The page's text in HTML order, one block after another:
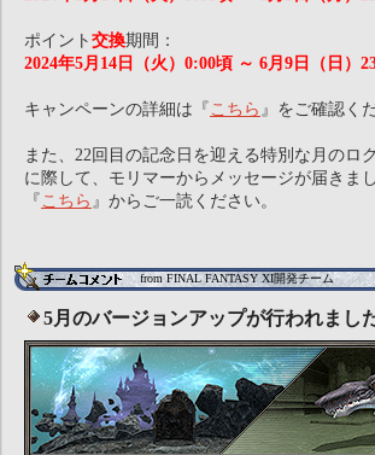
ポイント 交換期間：
2024年5月14日（火）0:00頃 ～ 6月9日（日）
キャンペーンの詳細は『 こちら 』をご確認く
また、22回目の記念日を迎える特別な月のロ
に際して、モリマーからメッセージが届きまし
『 こちら 』からご一読ください。
from FINAL FANTASY XI開発チーム
5月のバージョンアップが行われまし